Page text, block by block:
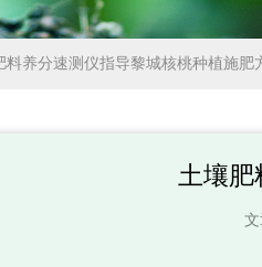
料养分速测仪指导黎城核桃种植施肥
土壤